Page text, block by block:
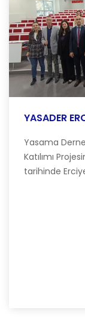
YASADER
Yasama
Katılımı
tarihinde